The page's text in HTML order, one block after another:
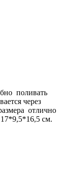
поливать
через
отлично
17*9,5*16,5 см.